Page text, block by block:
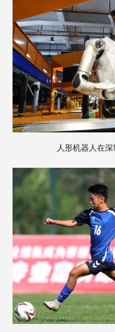
人形机器人在